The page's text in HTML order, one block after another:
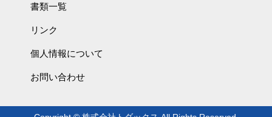
書類一覧
リンク
個人情報について
お問い合わせ